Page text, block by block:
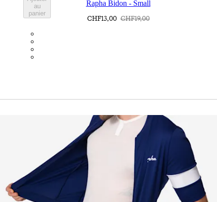
au
panier
Rapha Bidon - Small
CHF13,00 CHF19,00